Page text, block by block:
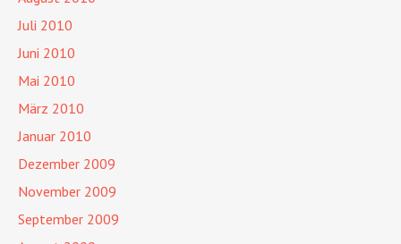
Juli 2010
Juni 2010
Mai 2010
März 2010
Januar 2010
Dezember 2009
November 2009
September 2009